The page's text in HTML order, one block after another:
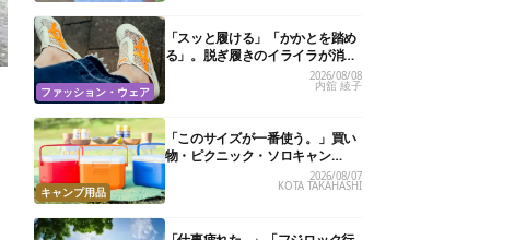
ファッション・ウェア
「スッと履ける」「かかとを踏め
る」。脱ぎ履きのイライラが消え
る快適“スニーカーサンダル”6選
2026/08/08
内舘 綾子
キャンプ用品
「このサイズが一番使う。」買い
物・ピクニック・ソロキャン
に“ちょうどいい”小型クーラーボ
ックス13選
2026/08/07
KOTA TAKAHASHI